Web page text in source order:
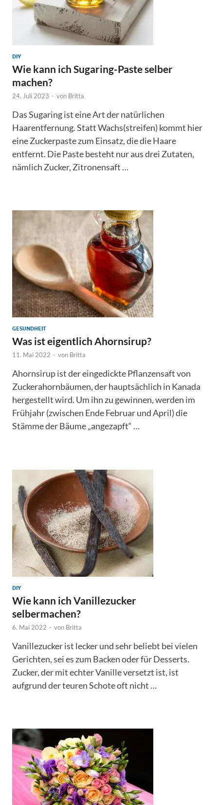
DIY
Wie kann ich Sugaring-Paste selber
machen?
24. Juli 2023 - von Britta
Das Sugaring ist eine Art der natürlichen
Haarentfernung. Statt Wachs(streifen) kommt hier
eine Zuckerpaste zum Einsatz, die die Haare
entfernt. Die Paste besteht nur aus drei Zutaten,
nämlich Zucker, Zitronensaft …
GESUNDHEIT
Was ist eigentlich Ahornsirup?
11. Mai 2022 - von Britta
Ahornsirup ist der eingedickte Pflanzensaft von
Zuckerahornbäumen, der hauptsächlich in Kanada
hergestellt wird. Um ihn zu gewinnen, werden im
Frühjahr (zwischen Ende Februar und April) die
Stämme der Bäume „angezapft“ …
DIY
Wie kann ich Vanillezucker
selbermachen?
6. Mai 2022 - von Britta
Vanillezucker ist lecker und sehr beliebt bei vielen
Gerichten, sei es zum Backen oder für Desserts.
Zucker, der mit echter Vanille versetzt ist, ist
aufgrund der teuren Schote oft nicht …